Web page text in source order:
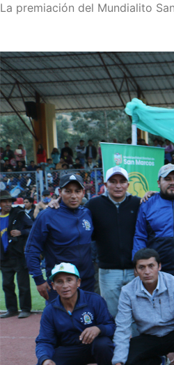
La premiación del Mundialito